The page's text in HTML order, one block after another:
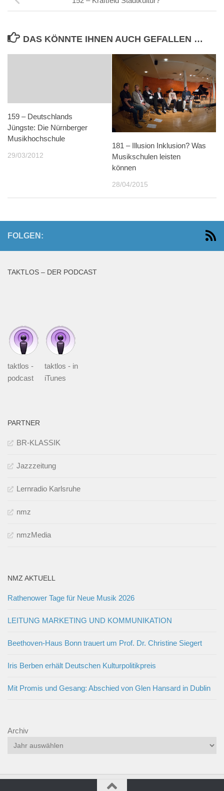
DAS KÖNNTE IHNEN AUCH GEFALLEN …
159 – Deutschlands
Jüngste: Die Nürnberger
Musikhochschule
29/03/2012
181 – Illusion Inklusion? Was
Musikschulen leisten
können
28/04/2015
FOLGEN:
TAKTLOS – DER PODCAST
taktlos -
podcast
taktlos - in
iTunes
PARTNER
BR-KLASSIK
Jazzzeitung
Lernradio Karlsruhe
nmz
nmzMedia
NMZ AKTUELL
Rathenower Tage für Neue Musik 2026
LEITUNG MARKETING UND KOMMUNIKATION
Beethoven-Haus Bonn trauert um Prof. Dr. Christine Siegert
Iris Berben erhält Deutschen Kulturpolitikpreis
Mit Promis und Gesang: Abschied von Glen Hansard in Dublin
Archiv